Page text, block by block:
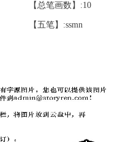
【总笔画数】:10
【五笔】:ssmn